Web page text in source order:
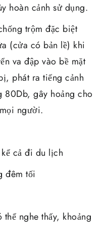
hoàn cảnh sử dụng.
trộm đặc biệt
(cửa có bản lề) khi
va đập vào bề mặt
phát ra tiếng cảnh
80Db, gây hoảng cho
người.
cả đi du lịch
đêm tối
nghe thấy, khoảng